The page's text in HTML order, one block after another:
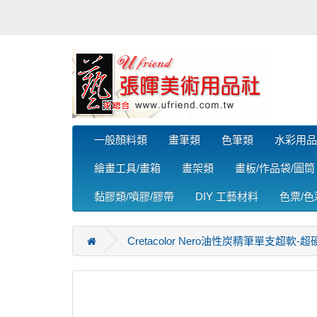
一般顏料類 畫筆類 色筆類 水彩用品
繪畫工具/畫箱 畫架類 畫板/作品袋/圖筒
黏膠類/噴膠/膠帶 DIY 工藝材料 色票/色
Cretacolor Nero油性炭精筆單支超軟-超